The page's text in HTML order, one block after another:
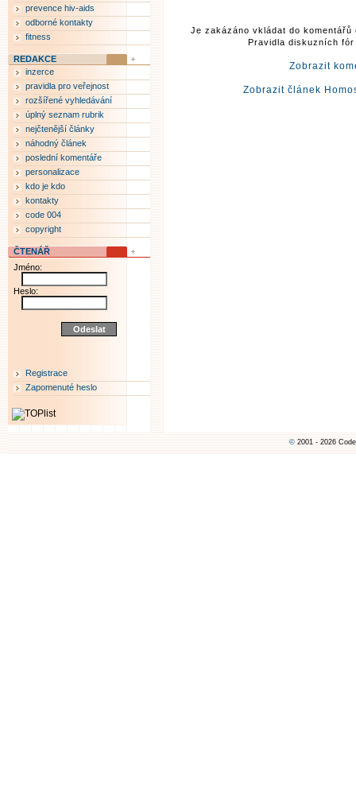
Je zakázáno vkládat do
Pravidla diskuzních
Zobrazit
Zobrazit článek
prevence hiv-aids
odborné kontakty
fitness
REDAKCE
inzerce
pravidla pro veřejnost
rozšířené vyhledávání
úplný seznam rubrik
nejčtenější články
náhodný článek
poslední komentáře
personalizace
kdo je kdo
kontakty
code 004
copyright
ČTENÁŘ
Jméno:
Heslo:
Registrace
Zapomenuté heslo
© 2001 - 2026